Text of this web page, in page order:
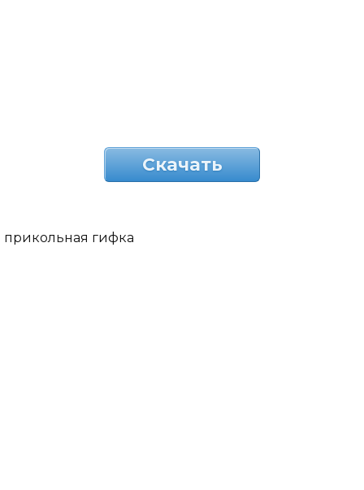
Скачать
прикольная гифка